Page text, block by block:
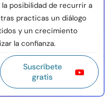
posibilidad de recurrir a
practicas un diálogo
y un crecimiento
la confianza.
Suscríbete
gratis